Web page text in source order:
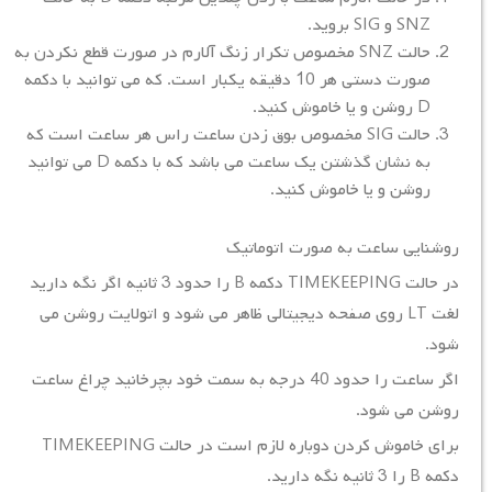
SNZ و SIG بروید.
حالت SNZ مخصوص تکرار زنگ آلارم در صورت قطع نکردن به
صورت دستی هر 10 دقیقه یکبار است. که می توانید با دکمه
D روشن و یا خاموش کنید.
حالت SIG مخصوص بوق زدن ساعت راس هر ساعت است که
به نشان گذشتن یک ساعت می باشد که با دکمه D می توانید
روشن و یا خاموش کنید.
روشنایی ساعت به صورت اتوماتیک
در حالت TIMEKEEPING دکمه B را حدود 3 ثانیه اگر نگه دارید
لغت LT روی صفحه دیجیتالی ظاهر می شود و اتولایت روشن می
شود.
اگر ساعت را حدود 40 درجه به سمت خود بچرخانید چراغ ساعت
روشن می شود.
برای خاموش کردن دوباره لازم است در حالت TIMEKEEPING
دکمه B را 3 ثانیه نگه دارید.